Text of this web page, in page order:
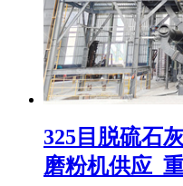
325目脱硫石
磨粉机供应_